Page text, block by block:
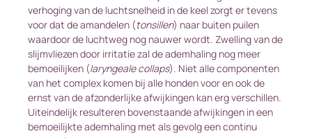
verhoging van de luchtsnelheid in de keel zorgt er tevens
voor dat de amandelen (tonsillen) naar buiten puilen
waardoor de luchtweg nog nauwer wordt. Zwelling van de
slijmvliezen door irritatie zal de ademhaling nog meer
bemoeilijken (laryngeale collaps). Niet alle componenten
van het complex komen bij alle honden voor en ook de
ernst van de afzonderlijke afwijkingen kan erg verschillen.
Uiteindelijk resulteren bovenstaande afwijkingen in een
bemoeilijkte ademhaling met als gevolg een continu